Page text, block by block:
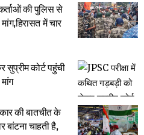
की पुलिस से
में चार
सुप्रीम कोर्ट पहुंची
की बातचीत के
चाहती है,